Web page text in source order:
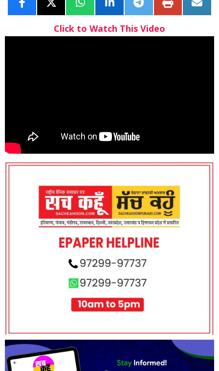
Click to Watch This Video